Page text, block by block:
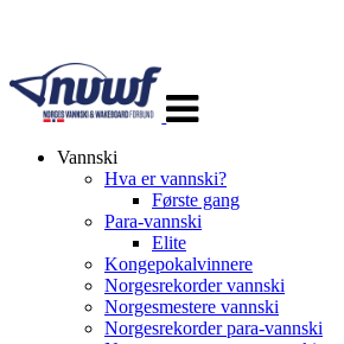
navigasjon
Vannski
Hva er vannski?
Første gang
Para-vannski
Elite
Kongepokalvinnere
Norgesrekorder vannski
Norgesmestere vannski
Norgesrekorder para-vannski